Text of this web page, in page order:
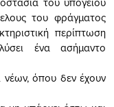
του φράγματος
περίπτωση
ένα ασήμαντο
όπου δεν έχουν